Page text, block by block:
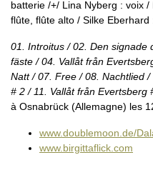
batterie /+/ Lina Nyberg : voix
flûte, flûte alto / Silke
01. Introitus / 02. Den signade
fäste / 04. Vallåt från
Natt / 07. Free / 08. Nachtlied
# 2 / 11. Vallåt från Evertsberg
à Osnabrück (Allemagne) les
www.doublemoon.de/
www.birgittaflick.com